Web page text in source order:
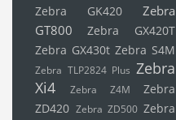
Zebra GK420
Zebra
GT800
Zebra GX420T
Zebra GX430t Zebra S4M
Zebra TLP2824 Plus Zebra
Xi4
Zebra Z4M
Zebra
ZD420 Zebra ZD500 Zebra